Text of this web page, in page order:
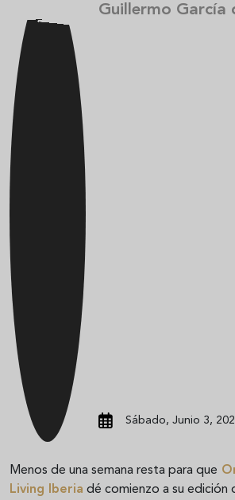
Guillermo García
Sábado, Junio 3,
Menos de una semana resta para que
Living Iberia dé comienzo a su edición